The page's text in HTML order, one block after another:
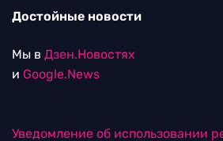
Достойные новости
Мы в Дзен.Новостях
и Google.News
Уведомление об использовании